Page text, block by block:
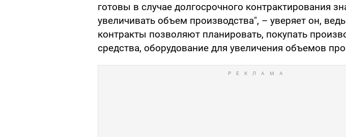
готовы в случае долгосрочного контрактирования
увеличивать объем производства", – уверяет он,
контракты позволяют планировать, покупать
средства, оборудование для увеличения объемов